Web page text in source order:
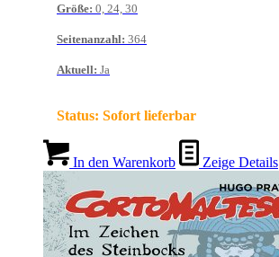
Größe: 0, 24, 30
Seitenanzahl: 364
Aktuell: Ja
Status: Sofort lieferbar
In den Warenkorb Zeige Details